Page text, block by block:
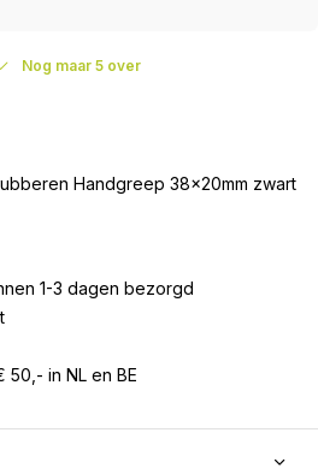
Nog maar 5 over
Handgreep 38x20mm zwart
1-3 dagen bezorgd
50,- in NL en BE